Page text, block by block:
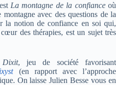
La montagne de la confianceoù
avec des questions de la
la notion de confiance en soi qui,
des thérapies, est un sujet très
Dixit, jeu de société favorisant
(en rapport avec l’approche
On laisse Julien Besse vous en